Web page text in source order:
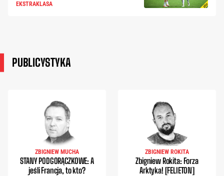
EKSTRAKLASA
PUBLICYSTYKA
ZBIGNIEW MUCHA
STANY PODGORĄCZKOWE: A
jeśli Francja, to kto?
ZBIGNIEW ROKITA
Zbigniew Rokita: Forza
Arktyka! [FELIETON]